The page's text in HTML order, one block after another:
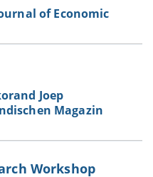
of Economic
Joep
Magazin
Workshop